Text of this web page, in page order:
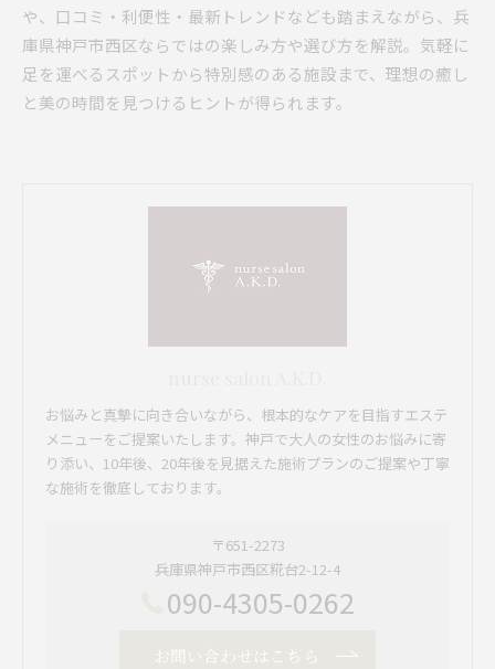
や、口コミ・利便性・最新トレンドなども踏まえながら、兵
庫県神戸市西区ならではの楽しみ方や選び方を解説。気軽に
足を運べるスポットから特別感のある施設まで、理想の癒し
と美の時間を見つけるヒントが得られます。
お悩みと真摯に向き合いながら、根本的なケアを目指すエステ
メニューをご提案いたします。神戸で大人の女性のお悩みに寄
り添い、10年後、20年後を見据えた施術プランのご提案や丁寧
な施術を徹底しております。
〒651-2273
兵庫県神戸市西区糀台2-12-4
090-4305-0262
お問い合わせはこちら